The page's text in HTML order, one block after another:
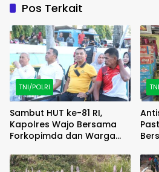
Pos Terkait
TNI/POLRI
Sambut HUT ke-81 RI,
Kapolres Wajo Bersama
Forkopimda dan Warga
Karung